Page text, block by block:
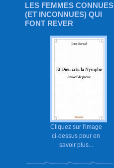
LES FEMMES CONNUES
(ET INCONNUES) QUI
FONT REVER
Cliquez sur l'image
ci-dessus pour en
savoir plus...